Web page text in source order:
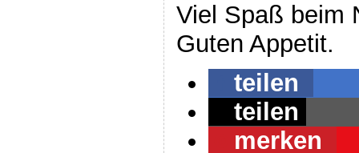
Viel Spaß beim
Guten Appetit.
teilen
teilen
merken